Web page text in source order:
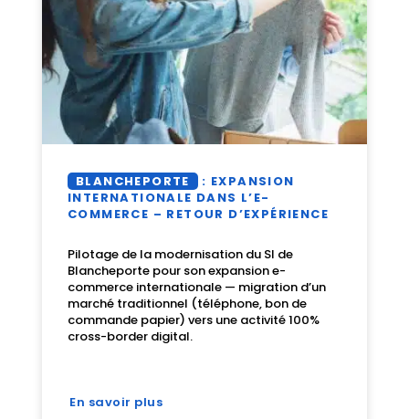
BLANCHEPORTE : EXPANSION
INTERNATIONALE DANS L’E-
COMMERCE – RETOUR D’EXPÉRIENCE
Pilotage de la modernisation du SI de
Blancheporte pour son expansion e-
commerce internationale — migration d’un
marché traditionnel (téléphone, bon de
commande papier) vers une activité 100%
cross-border digital.
En savoir plus